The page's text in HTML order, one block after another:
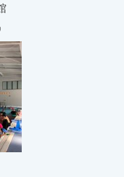
7264
9:00～21:00
い合わせ